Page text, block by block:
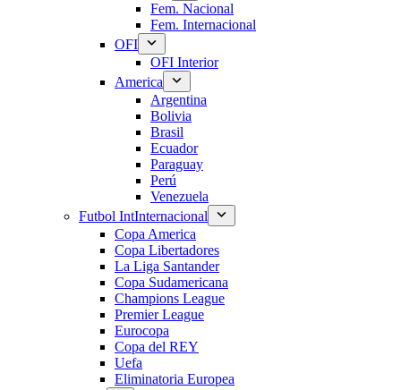
Fem. Nacional
Fem. Internacional
OFI
OFI Interior
America
Argentina
Bolivia
Brasil
Ecuador
Paraguay
Perú
Venezuela
Futbol IntInternacional
Copa America
Copa Libertadores
La Liga Santander
Copa Sudamericana
Champions League
Premier League
Eurocopa
Copa del REY
Uefa
Eliminatoria Europea